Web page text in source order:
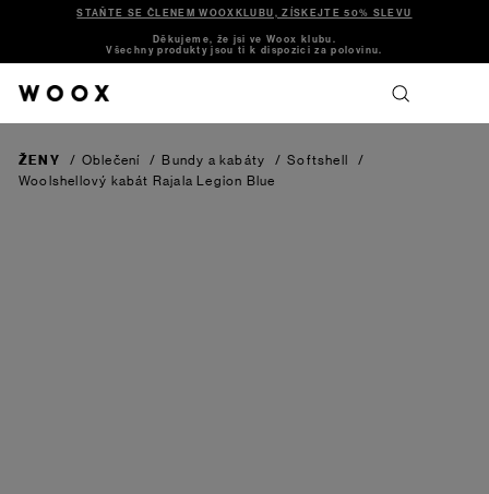
STAŇTE SE ČLENEM WOOXKLUBU, ZÍSKEJTE 50% SLEVU
Děkujeme, že jsi ve Woox klubu.
Všechny produkty jsou ti k dispozici za polovinu.
ŽENY / Oblečení / Bundy a kabáty / Softshell
/
Woolshellový kabát Rajala Legion Blue